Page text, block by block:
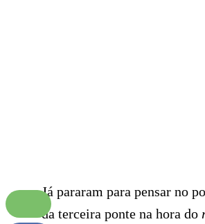
Já pararam para pensar no
da terceira ponte na hora do